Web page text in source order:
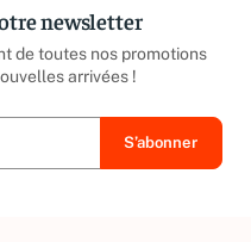
newsletter
de toutes nos promotions
arrivées !